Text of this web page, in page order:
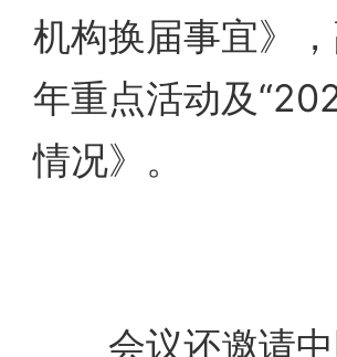
机构换届事宜》
年重点活动及
情况》。
会议还邀请中